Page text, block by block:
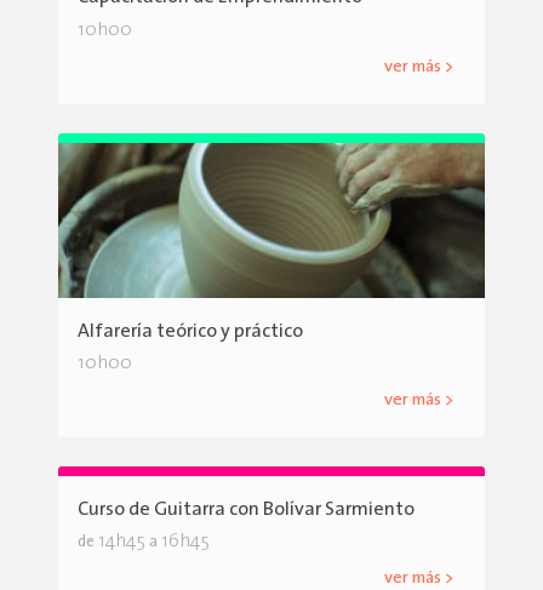
10h00
ver más >
Alfarería teórico y práctico
10h00
ver más >
Curso de Guitarra con Bolívar Sarmiento
de 14h45 a 16h45
ver más >